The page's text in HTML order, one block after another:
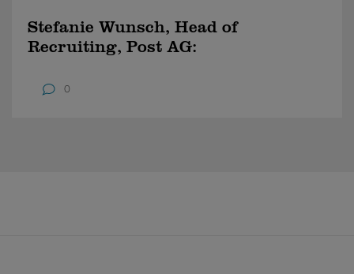
Stefanie Wunsch, Head of
Recruiting, Post AG:
0